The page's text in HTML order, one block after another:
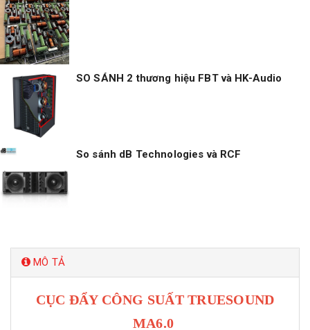
SO SÁNH 2 thương hiệu FBT và HK-Audio
So sánh dB Technologies và RCF
MÔ TẢ
CỤC ĐẨY CÔNG SUẤT TRUESOUND
MA6.0